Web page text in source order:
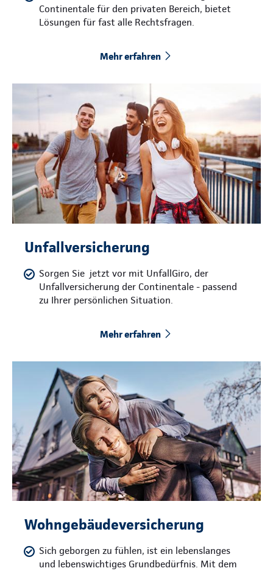
Continentale für den privaten Bereich, bietet
Lösungen für fast alle Rechtsfragen.
Mehr erfahren
Unfallversicherung
Sorgen Sie jetzt vor mit UnfallGiro, der
Unfallversicherung der Continentale - passend
zu Ihrer persönlichen Situation.
Mehr erfahren
Wohngebäudeversicherung
Sich geborgen zu fühlen, ist ein lebenslanges
und lebenswichtiges Grundbedürfnis. Mit dem